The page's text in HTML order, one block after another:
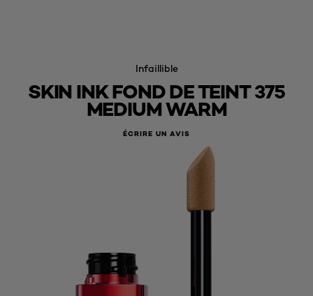
Infaillible
SKIN INK FOND DE TEINT 375
MEDIUM WARM
ÉCRIRE UN AVIS